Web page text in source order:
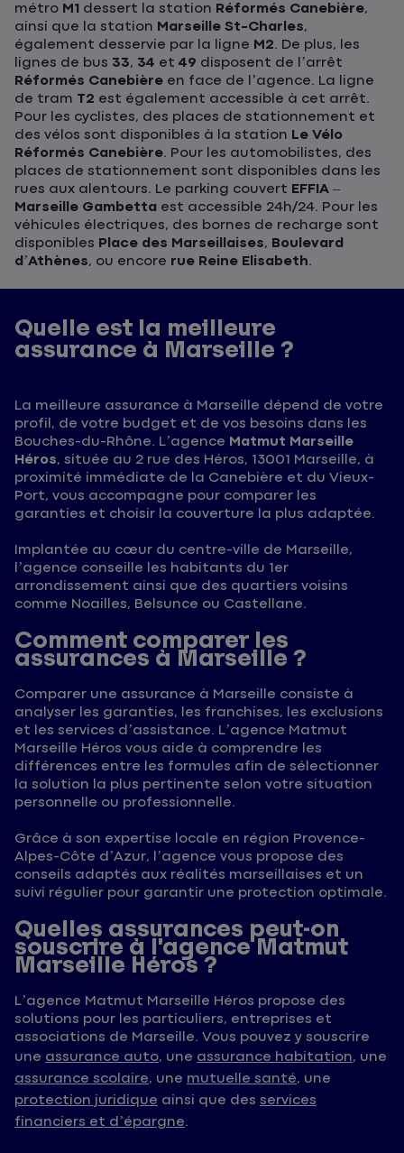
métro M1 dessert la station Réformés Canebière,
ainsi que la station Marseille St-Charles,
également desservie par la ligne M2. De plus, les
lignes de bus 33, 34 et 49 disposent de l’arrêt
Réformés Canebière en face de l’agence. La ligne
de tram T2 est également accessible à cet arrêt.
Pour les cyclistes, des places de stationnement et
des vélos sont disponibles à la station Le Vélo
Réformés Canebière. Pour les automobilistes, des
places de stationnement sont disponibles dans les
rues aux alentours. Le parking couvert EFFIA –
Marseille Gambetta est accessible 24h/24. Pour les
véhicules électriques, des bornes de recharge sont
disponibles Place des Marseillaises, Boulevard
d’Athènes, ou encore rue Reine Elisabeth.
Quelle est la meilleure
assurance à Marseille ?
La meilleure assurance à Marseille dépend de votre
profil, de votre budget et de vos besoins dans les
Bouches-du-Rhône. L’agence Matmut Marseille
Héros, située au 2 rue des Héros, 13001 Marseille, à
proximité immédiate de la Canebière et du Vieux-
Port, vous accompagne pour comparer les
garanties et choisir la couverture la plus adaptée.
Implantée au cœur du centre-ville de Marseille,
l’agence conseille les habitants du 1er
arrondissement ainsi que des quartiers voisins
comme Noailles, Belsunce ou Castellane.
Comment comparer les
assurances à Marseille ?
Comparer une assurance à Marseille consiste à
analyser les garanties, les franchises, les exclusions
et les services d’assistance. L’agence Matmut
Marseille Héros vous aide à comprendre les
différences entre les formules afin de sélectionner
la solution la plus pertinente selon votre situation
personnelle ou professionnelle.
Grâce à son expertise locale en région Provence-
Alpes-Côte d’Azur, l’agence vous propose des
conseils adaptés aux réalités marseillaises et un
suivi régulier pour garantir une protection optimale.
Quelles assurances peut-on
souscrire à l’agence Matmut
Marseille Héros ?
L’agence Matmut Marseille Héros propose des
solutions pour les particuliers, entreprises et
associations de Marseille. Vous pouvez y souscrire
une assurance auto, une assurance habitation, une
assurance scolaire, une mutuelle santé, une
protection juridique ainsi que des services
financiers et d’épargne.